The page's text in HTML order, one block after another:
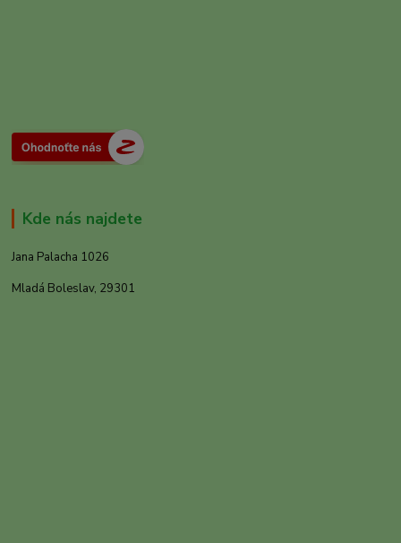
Kde nás najdete
Jana Palacha 1026
Mladá Boleslav, 29301